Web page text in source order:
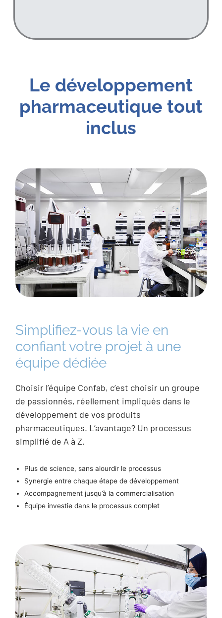
Le développement
pharmaceutique tout
inclus
Simplifiez-vous la vie en
confiant votre projet à une
équipe dédiée
Choisir l’équipe Confab, c’est choisir un groupe
de passionnés, réellement impliqués dans le
développement de vos produits
pharmaceutiques. L’avantage? Un processus
simplifié de A à Z.
Plus de science, sans alourdir le processus
Synergie entre chaque étape de développement
Accompagnement jusqu’à la commercialisation
Équipe investie dans le processus complet